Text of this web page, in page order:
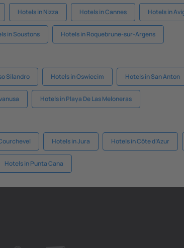
Hotels in Nizza Hotels in Cannes Hotels in
in Soustons Hotels in Roquebrune-sur-Argens
Silandro Hotels in Oswiecim Hotels in San Anton
Hotels in Playa De Las Meloneras
Hotels in Jura Hotels in Côte d’Azur
Hotels in Punta Cana